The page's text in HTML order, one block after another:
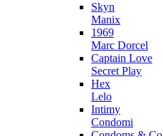
Skyn
Manix
1969
Marc Dorcel
Captain Love
Secret Play
Hex
Lelo
Intimy
Condomi